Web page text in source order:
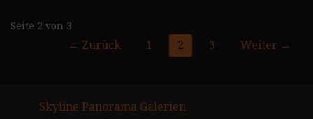
Seite
Seite 2 von 3
← Zurück 1 2 3 Weiter →
Skyline Panorama Galerien